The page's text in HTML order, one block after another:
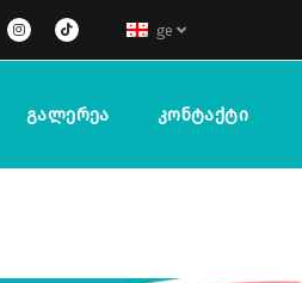
ge
Გალერეა Კონტაქტი